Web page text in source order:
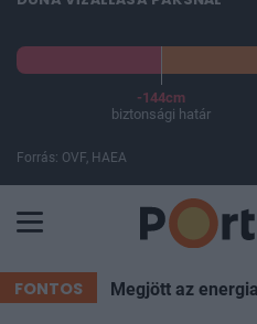
-144cm
biztonsági határ
Forrás: OVF, HAEA
FONTOS